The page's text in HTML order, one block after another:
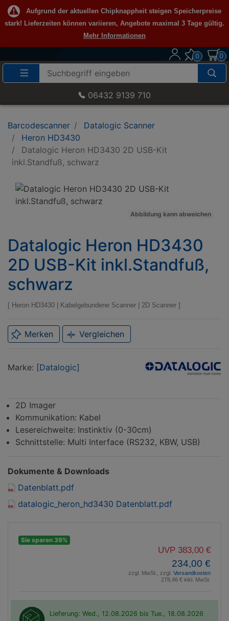
Aufgrund der aktuellen Chipknappheit steigen Speicherpreise
stark! Lieferzeiten können variieren, Angebote maximal 3 Tage gültig.
Mehr Informationen
Suche
Eingabefeld
0 0
06432 9139 710
Barcodescanner
Datalogic Scanner
Heron HD3430
Datalogic Heron HD3430 2D USB-Kit
inkl.Standfuß, schwarz
Abbildung kann abweichen
Datalogic Heron HD3430
2D USB-Kit inkl.Standfuß,
schwarz
Heron HD3430 | Kabelgebundene Scanner | 2D Scanner
Merken Vergleichen
Marke: [Datalogic]
Datalogic
2D Imager
Kommunikation: Kabel
Lesereichweite: Instinktiv (0-30cm)
Schnittstelle: Multi Interface (RS232, KBW, USB)
Dokumente & Downloads
Datenblatt.pdf
datalogic_heron_hd3430 Datenblatt.pdf
Sie sparen 39%
UVP 383,00 €
234,00 €
zzgl. MwSt., zzgl. Versandkosten
278,46 € inkl. MwSt.
Lieferung: Wed., 12.08.2026 bis Tue., 18.08.2026